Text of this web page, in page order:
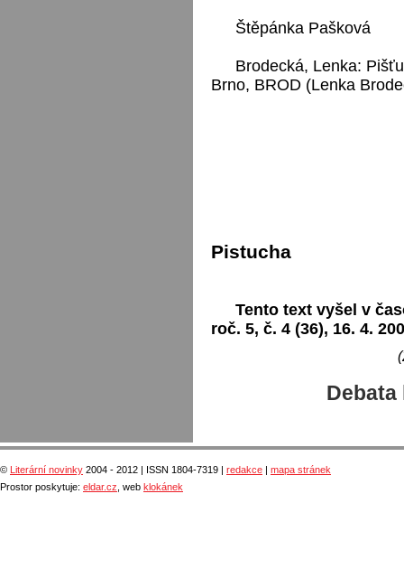
Štěpánka Pašková
Brodecká, Lenka:
Brno, BROD (Lenka
Pistucha
Tento text vyšel v
roč. 5, č. 4 (36), 16. 4.
Debata
© Literární novinky 2004 - 2012 | ISSN 1804-7319 | redakce
mapa stránek
Prostor poskytuje: eldar.cz , web klokánek